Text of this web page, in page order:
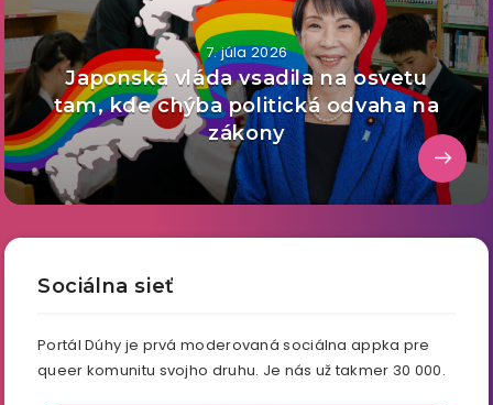
7. júla 2026
Japonská vláda vsadila na osvetu
tam, kde chýba politická odvaha na
zákony
Sociálna sieť
Portál Dúhy je prvá moderovaná sociálna appka pre
queer komunitu svojho druhu. Je nás už takmer 30 000.